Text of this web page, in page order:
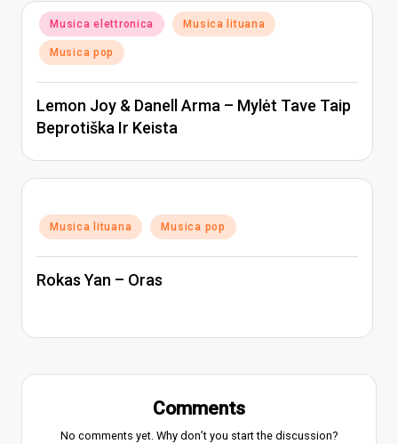
Posted
in
Musica elettronica Musica lituana
Musica pop
Lemon Joy & Danell Arma – Mylėt Tave Taip
Beprotiška Ir Keista
Posted
in
Musica lituana Musica pop
Rokas Yan – Oras
Comments
No comments yet. Why don’t you start the discussion?